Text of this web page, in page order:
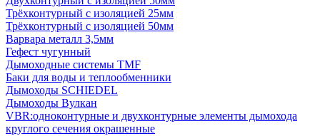
Трёхконтурный с изоляцией 25мм
Трёхконтурный с изоляцией 50мм
Варвара металл 3,5мм
Гефест чугунный
Дымоходные системы TMF
Баки для воды и теплообменники
Дымоходы SCHIEDEL
Дымоходы Вулкан
VBR:одноконтурные и двухконтурные элементы дымохода
круглого сечения окрашенные